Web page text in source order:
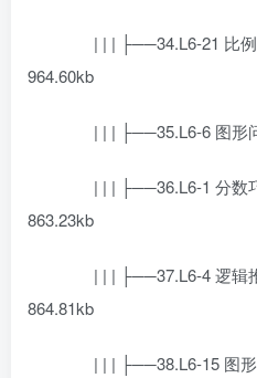
| | | ├──34.L6-21 比
964.60kb
| | | ├──35.L6-6 图形问
| | | ├──36.L6-1 分数
863.23kb
| | | ├──37.L6-4 逻辑
864.81kb
| | | ├──38.L6-15 图